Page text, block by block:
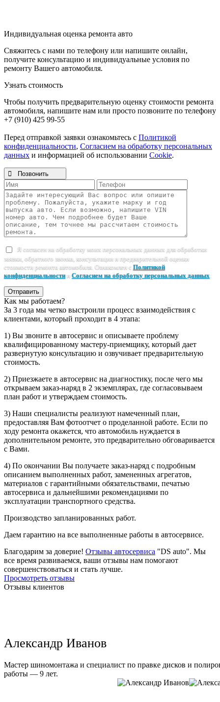
Индивидуальная оценка ремонта авто
Свяжитесь с нами по телефону или напишите онлайн,
получите консультацию и индивидуальные условия по
ремонту Вашего автомобиля.
Узнать стоимость
Чтобы получить предварительную оценку стоимости ремонта
автомобиля, напишите нам или просто позвоните по телефону
+7 (910) 425 99-55
Перед отправкой заявки ознакомьтесь с Политикой
конфиденциальности, Согласием на обработку персональных
данных и информацией об использовании Cookie.
 Позвонить
Я согласен на обработку моих персональных данных для обработки
заявки, обратного звонка, консультации и предварительной оценки
стоимости ремонта автомобиля. Ознакомлен с Политикой
конфиденциальностии Согласием на обработку персональных данных
Отправить
Как мы работаем?
За 3 года мы четко выстроили процесс взаимодействия с
клиентами, который проходит в 4 этапа:
1) Вы звоните в автосервис и описываете проблему
квалифицированному мастеру-приемщику, который дает
развернутую консультацию и озвучивает предварительную
стоимость.
2) Приезжаете в автосервис на диагностику, после чего мы
открываем заказ-наряд в 2 экземплярах, где согласовываем
план работ и утверждаем стоимость.
3) Наши специалисты реализуют намеченный план,
предоставляя Вам фотоотчет о проделанной работе. Если по
ходу ремонта окажется, что автомобиль нуждается в
дополнительном ремонте, это предварительно обговаривается
с Вами.
4) По окончании Вы получаете заказ-наряд с подробным
описанием выполненных работ, замененных агрегатов,
материалов с гарантийными обязательствами, печатью
автосервиса и дальнейшими рекомендациями по
эксплуатации транспортного средства.
Производство запланированных работ.
Даем гарантию на все выполненные работы в автосервисе.
Благодарим за доверие! Отзывы автосервиса "DS auto". Мы
все время развиваемся, ваши отзывы нам помогают
совершенствоваться и стать лучше.
Просмотреть отзывы
Отзывы клиентов
Александр Иванов
Мастер шиномонтажа и специалист по правке дисков и
работы — 9 лет.